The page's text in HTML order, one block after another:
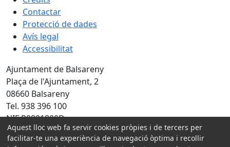
Contactar
Protecció de dades
Avís legal
Accessibilitat
Ajuntament de Balsareny
Plaça de l'Ajuntament, 2
08660 Balsareny
Tel. 938 396 100
NIF P0801800D
Amb la col·laboració de:
Aquest lloc web fa servir cookies pròpies i de tercers per
facilitar-te una experiència de navegació òptima i recollir